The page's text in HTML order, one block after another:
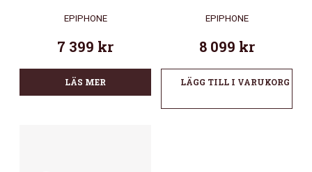
EPIPHONE
7 399 kr
LÄS MER
EPIPHONE
8 099 kr
LÄGG TILL I VARUKORG